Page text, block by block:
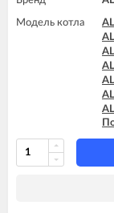
Модель котла